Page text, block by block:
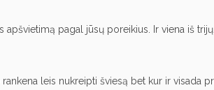
pagal jūsų poreikius. Ir viena iš
leis nukreipti šviesą bet kur ir visada